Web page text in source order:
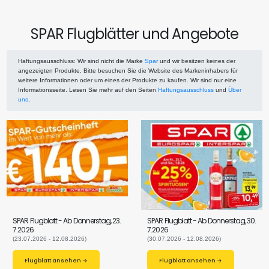
SPAR Flugblätter und Angebote
Haftungsausschluss: Wir sind nicht die Marke Sparund wir besitzen keines der
angezeigten Produkte. Bitte besuchen Sie die Website des Markeninhabers für
weitere Informationen oder um eines der Produkte zu kaufen. Wir sind nur eine
Informationsseite. Lesen Sie mehr auf den Seiten Haftungsausschluss und Über
uns
SPAR Flugblatt - Ab Donnerstag, 23.
7.2026
(23.07.2026 - 12.08.2026)
Flugblatt ansehen →
SPAR Flugblatt - Ab Donnerstag, 30.
7.2026
(30.07.2026 - 12.08.2026)
Flugblatt ansehen →